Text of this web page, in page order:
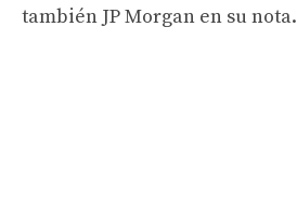
también JP Morgan en su nota.